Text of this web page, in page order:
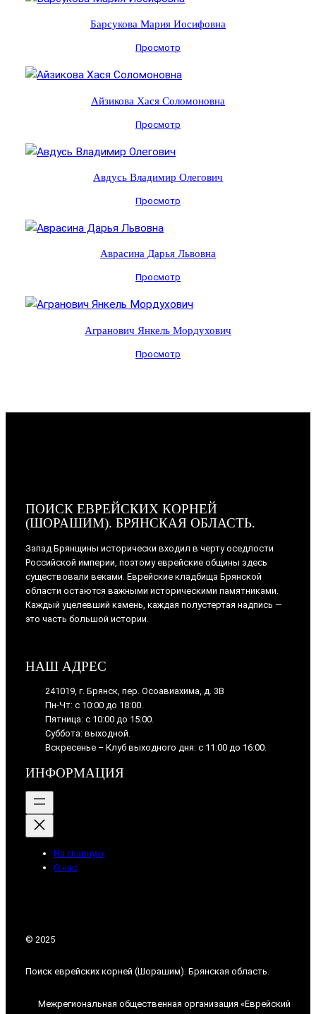
Барсукова Мария Иосифовна
Просмотр
Айзикова Хася Соломоновна
Просмотр
Авдусь Владимир Олегович
Просмотр
Аврасина Дарья Львовна
Просмотр
Агранович Янкель Мордухович
Просмотр
ПОИСК ЕВРЕЙСКИХ КОРНЕЙ
(ШОРАШИМ). БРЯНСКАЯ ОБЛАСТЬ.
Запад Брянщины исторически входил в черту оседлости
Российской империи, поэтому еврейские общины здесь
существовали веками. Еврейские кладбища Брянской
области остаются важными историческими памятниками.
Каждый уцелевший камень, каждая полустертая надпись —
это часть большой истории.
НАШ АДРЕС
241019, г. Брянск, пер. Осоавиахима, д. 3В
Пн-Чт: с 10:00 до 18:00.
Пятница: с 10:00 до 15:00.
Суббота: выходной.
Вскресенье – Клуб выходного дня: с 11:00 до 16:00.
ИНФОРМАЦИЯ
На главную
О нас
© 2025
Поиск еврейских корней (Шорашим). Брянская область.
Межрегиональная общественная организация «Еврейский